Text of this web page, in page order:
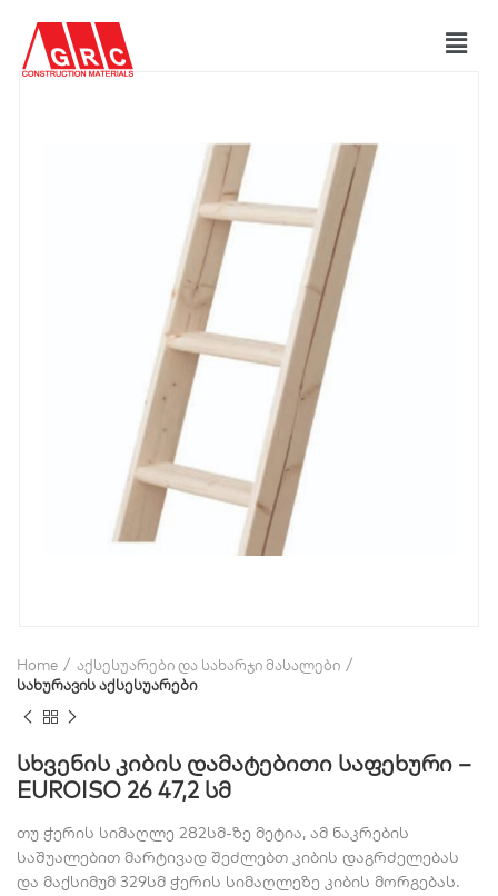
Home
აქსესუარები და სახარჯი მასალები
სახურავის აქსესუარები
სხვენის კიბის დამატებითი საფეხური –
EUROISO 26 47,2 სმ
თუ ჭერის სიმაღლე 282სმ-ზე მეტია, ამ ნაკრების
საშუალებით მარტივად შეძლებთ კიბის დაგრძელებას
და მაქსიმუმ 329სმ ჭერის სიმაღლეზე კიბის მორგებას.